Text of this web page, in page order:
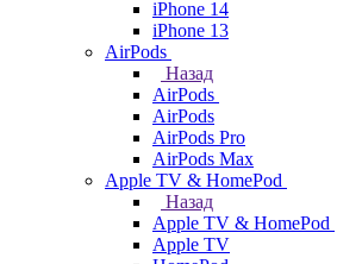
iPhone 14
iPhone 13
AirPods
Назад
AirPods
AirPods
AirPods Pro
AirPods Max
Apple TV & HomePod
Назад
Apple TV & HomePod
Apple TV